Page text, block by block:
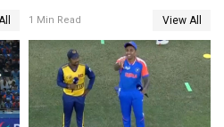
1 Min Read View All